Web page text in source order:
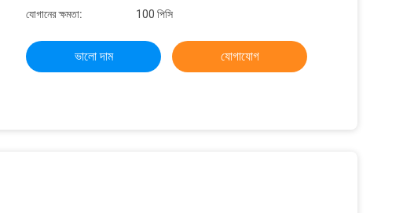
যোগানের ক্ষমতা:
100 পিসি
ভালো দাম যোগাযোগ